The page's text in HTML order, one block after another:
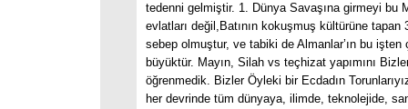
tedenni gelmiştir. 1. Dünya Savaşına girmeyi bu
evlatları değil,Batının kokuşmuş kültürüne tapan
sebep olmuştur, ve tabiki de Almanlar’ın bu işten
büyüktür. Mayın, Silah vs teçhizat yapımını
öğrenmedik. Bizler Öyleki bir Ecdadın
her devrinde tüm dünyaya, ilimde, teknolejide,